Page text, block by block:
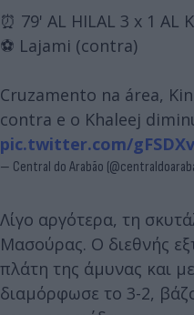
⏰ 79' AL HILAL 3 x 1 AL
⚽️ Lajami (contra)
Cruzamento na área,
contra e o Khaleej
pic.twitter.com/
— Central do Arabão
Λίγο αργότερα, τη
Μασούρας. Ο διεθνής
πλάτη της άμυνας και
διαμόρφωσε το 3-2,